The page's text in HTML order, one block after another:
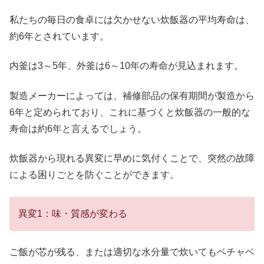
私たちの毎日の食卓には欠かせない炊飯器の平均寿命は、
約6年とされています。
内釜は3～5年、外釜は6～10年の寿命が見込まれます。
製造メーカーによっては、補修部品の保有期間が製造から
6年と定められており、これに基づくと炊飯器の一般的な
寿命は約6年と言えるでしょう。
炊飯器から現れる異変に早めに気付くことで、突然の故障
による困りごとを防ぐことができます。
異変1：味・質感が変わる
ご飯が芯が残る、または適切な水分量で炊いてもベチャベ